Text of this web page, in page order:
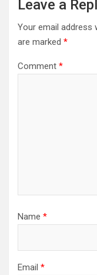
Leave a
Your email address
are marked *
Comment *
Name *
Email *